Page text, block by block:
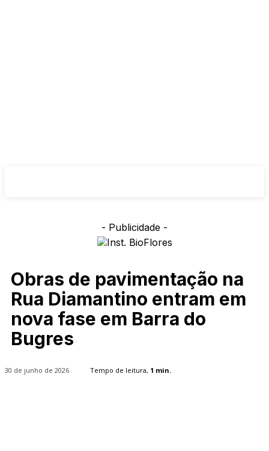
- Publicidade -
Obras de pavimentação na
Rua Diamantino entram em
nova fase em Barra do
Bugres
30 de junho de 2026 Tempo de leitura, 1 min.